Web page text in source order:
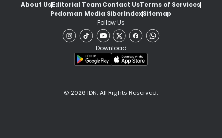
About UsEditorial TeamContact UsTerms of Services
Pedoman Media SiberIndexSitemap
Follow Us
Download
© 2026 IDN. All Rights Reserved.